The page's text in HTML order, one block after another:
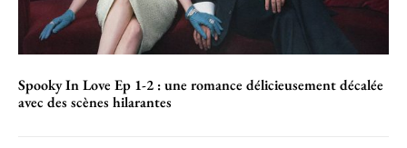
Spooky In Love Ep 1-2 : une romance délicieusement décalée
avec des scènes hilarantes